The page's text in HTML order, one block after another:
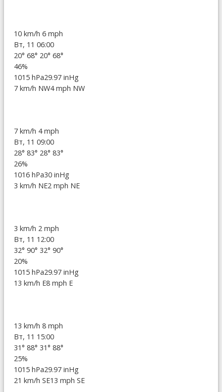
10 km/h 6 mph
Вт, 11 06:00
20° 68° 20° 68°
46%
1015 hPa29.97 inHg
7 km/h NW4 mph NW
7 km/h 4 mph
Вт, 11 09:00
28° 83° 28° 83°
26%
1016 hPa30 inHg
3 km/h NE2 mph NE
3 km/h 2 mph
Вт, 11 12:00
32° 90° 32° 90°
20%
1015 hPa29.97 inHg
13 km/h E8 mph E
13 km/h 8 mph
Вт, 11 15:00
31° 88° 31° 88°
25%
1015 hPa29.97 inHg
21 km/h SE13 mph SE